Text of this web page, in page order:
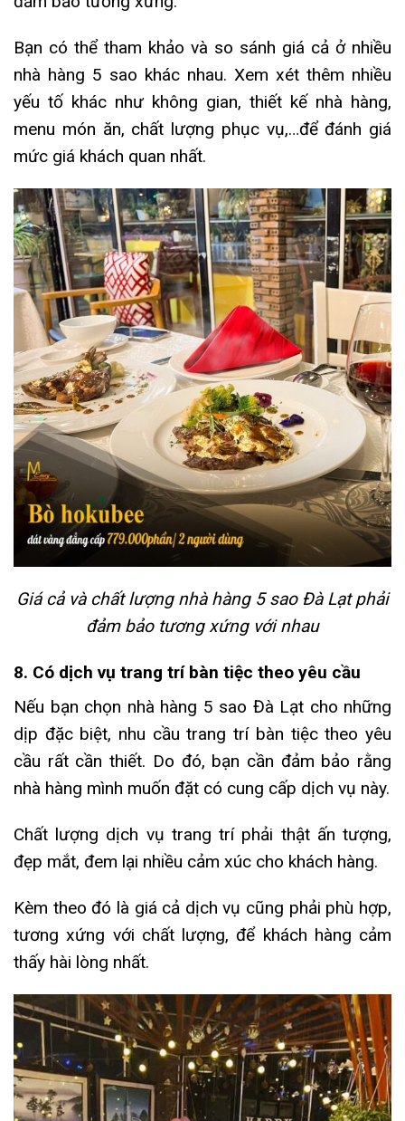
Bạn có thể tham khảo và so sánh giá cả ở nhiều
nhà hàng 5 sao khác nhau. Xem xét thêm nhiều
yếu tố khác như không gian, thiết kế nhà hàng,
menu món ăn, chất lượng phục vụ,…để đánh giá
mức giá khách quan nhất.
Giá cả và chất lượng nhà hàng 5 sao Đà Lạt phải
đảm bảo tương xứng với nhau
8. Có dịch vụ trang trí bàn tiệc theo yêu cầu
Nếu bạn chọn nhà hàng 5 sao Đà Lạt cho những
dịp đặc biệt, nhu cầu trang trí bàn tiệc theo yêu
cầu rất cần thiết. Do đó, bạn cần đảm bảo rằng
nhà hàng mình muốn đặt có cung cấp dịch vụ này.
Chất lượng dịch vụ trang trí phải thật ấn tượng,
đẹp mắt, đem lại nhiều cảm xúc cho khách hàng.
Kèm theo đó là giá cả dịch vụ cũng phải phù hợp,
tương xứng với chất lượng, để khách hàng cảm
thấy hài lòng nhất.